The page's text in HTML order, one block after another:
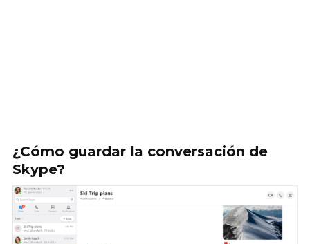
¿Cómo guardar la conversación de
Skype?